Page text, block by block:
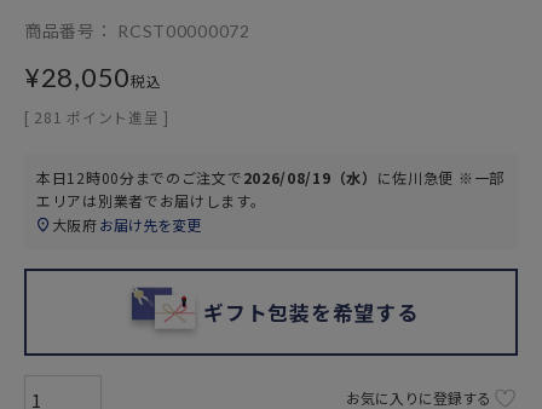
商品番号 RCST00000072
¥28,050税込
[ 281 ポイント進呈 ]
本日12時00分までのご注文で2026/08/19（水） に佐川急便 ※一部
エリアは別業者でお届けします。
大阪府お届け先を変更
ギフト包装を希望する
お気に入りに登録する